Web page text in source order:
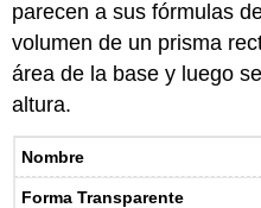
parecen a sus fórmulas
volumen de un prisma
área de la base y luego
altura.
Nombre
Forma Transparente